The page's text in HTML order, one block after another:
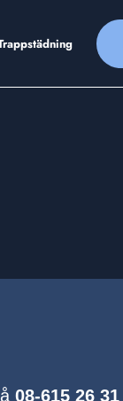
08-615 26 31